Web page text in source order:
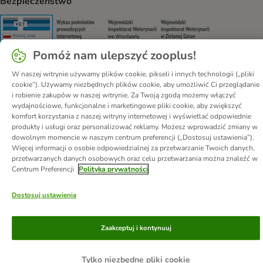
Security Security Security
O nas Kariera - Kraków
Kariera - Wrocław
Regulamin sklepu
Polityka prywatności
Impressum
Corporate Website
Formularz odstąpienia od umowy
Kontakt
Informacje o przesyłce
Metody płatności
Program partnerski
Korzyści
DSA Oświadczenie o dostępności
Pomóż nam ulepszyć zooplus!
W naszej witrynie używamy plików cookie, pikseli i innych technologii („pliki
cookie”). Używamy niezbędnych plików cookie, aby umożliwić Ci przeglądanie
i robienie zakupów w naszej witrynie. Za Twoją zgodą możemy włączyć
wydajnościowe, funkcjonalne i marketingowe pliki cookie, aby zwiększyć
komfort korzystania z naszej witryny internetowej i wyświetlać odpowiednie
produkty i usługi oraz personalizować reklamy. Możesz wprowadzić zmiany w
dowolnym momencie w naszym centrum preferencji („Dostosuj ustawienia”).
Więcej informacji o osobie odpowiedzialnej za przetwarzanie Twoich danych,
przetwarzanych danych osobowych oraz celu przetwarzania można znaleźć w
Centrum Preferencji
Polityka prywatności
Dostosuj ustawienia
Tylko niezbędne pliki cookie
Zaakceptuj i kontynuuj